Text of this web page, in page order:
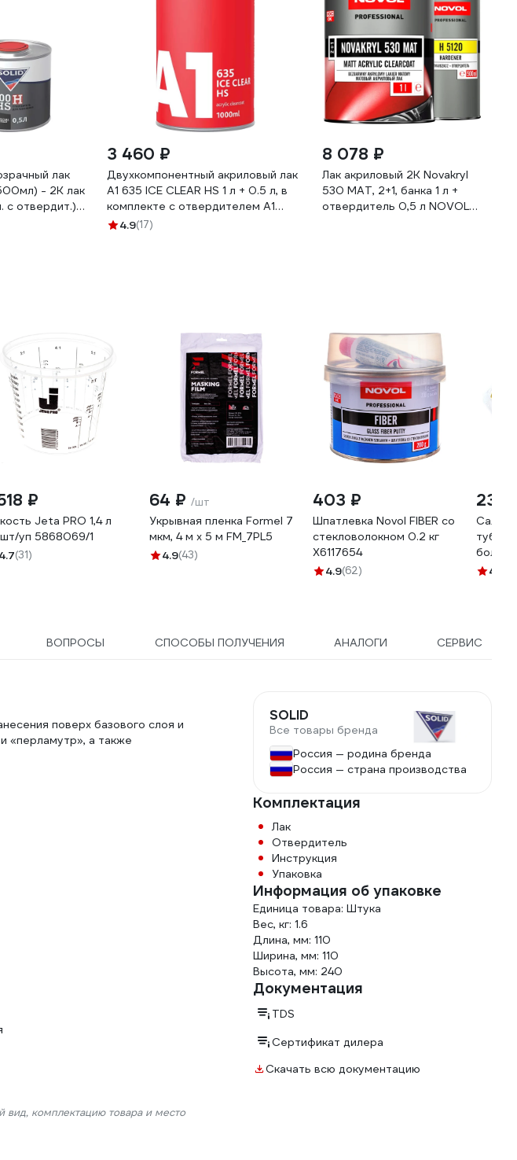
лак
- 2K лак
с отвердит.)
3 460 ₽
Двухкомпонентный акриловый лак
A1 635 ICE CLEAR HS 1 л + 0.5 л, в
комплекте с отвердителем A1
635IC-1500
4.9(17)
8 078 ₽
Лак акриловый 2К Novakryl
530 MAT, 2+1, банка 1 л +
отвердитель 0,5 л NOVOL
₽
Jeta PRO 1,4 л
уп 5868069/1
4.7(31)
64 ₽ /шт
Укрывная пленка Formel 7
мкм, 4 м х 5 м FM_7PL5
4.9(43)
403 ₽
Шпатлевка Novol FIBER со
стекловолокном 0.2 кг
X6117654
4.9(62)
232
AV-4.6
ВОПРОСЫ СПОСОБЫ ПОЛУЧЕНИЯ АНАЛОГИ СЕРВИС
поверх базового слоя и
«перламутр», а также
вид, комплектацию товара и место
SOLID
Все товары бренда
Россия — родина бренда
Россия — страна производства
Комплектация
Лак
Отвердитель
Инструкция
Упаковка
Информация об упаковке
Единица товара: Штука
Вес, кг: 1.6
Длина, мм: 110
Ширина, мм: 110
Высота, мм: 240
Документация
TDS
Сертификат дилера
Скачать всю документацию